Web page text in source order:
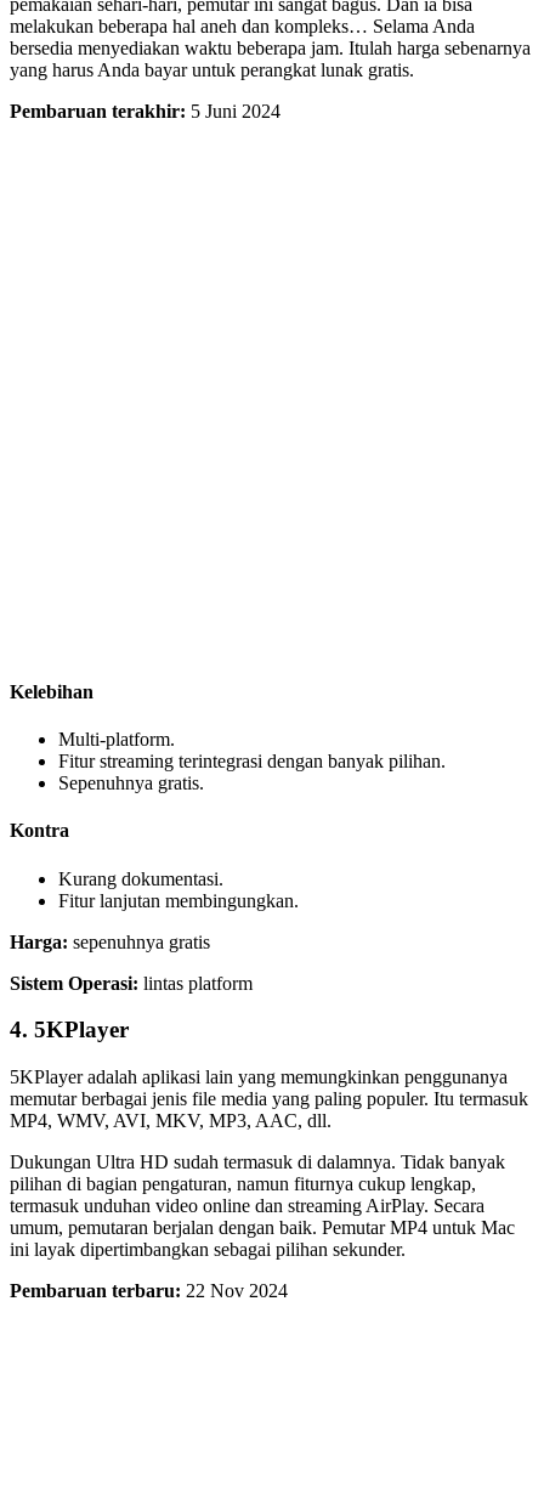
melakukan beberapa hal aneh dan kompleks… Selama Anda
bersedia menyediakan waktu beberapa jam. Itulah harga sebenarnya
yang harus Anda bayar untuk perangkat lunak gratis.
Pembaruan terakhir: 5 Juni 2024
Kelebihan
Multi-platform.
Fitur streaming terintegrasi dengan banyak pilihan.
Sepenuhnya gratis.
Kontra
Kurang dokumentasi.
Fitur lanjutan membingungkan.
Harga: sepenuhnya gratis
Sistem Operasi: lintas platform
4. 5KPlayer
5KPlayer adalah aplikasi lain yang memungkinkan penggunanya
memutar berbagai jenis file media yang paling populer. Itu termasuk
MP4, WMV, AVI, MKV, MP3, AAC, dll.
Dukungan Ultra HD sudah termasuk di dalamnya. Tidak banyak
pilihan di bagian pengaturan, namun fiturnya cukup lengkap,
termasuk unduhan video online dan streaming AirPlay. Secara
umum, pemutaran berjalan dengan baik. Pemutar MP4 untuk Mac
ini layak dipertimbangkan sebagai pilihan sekunder.
Pembaruan terbaru: 22 Nov 2024